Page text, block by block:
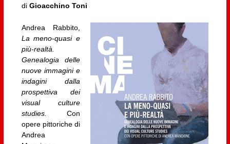
di Gioacchino Toni
Andrea Rabbito,
La meno-quasi e
più-realtà.
Genealogia delle
nuove immagini e
indagini dalla
prospettiva dei
visual culture
studies.
Con
opere pittoriche di
Andrea